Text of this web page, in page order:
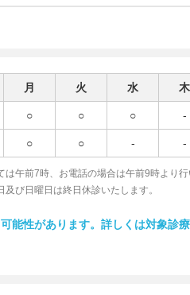
月 火 水 木
○ ○ ○ -
○ ○ - -
午前7時、お電話の場合は午前9時より
び日曜日は終日休診いたします。
能性があります。詳しくは対象診